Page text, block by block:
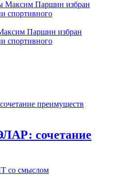
Паршин избран
спортивного
сочетание